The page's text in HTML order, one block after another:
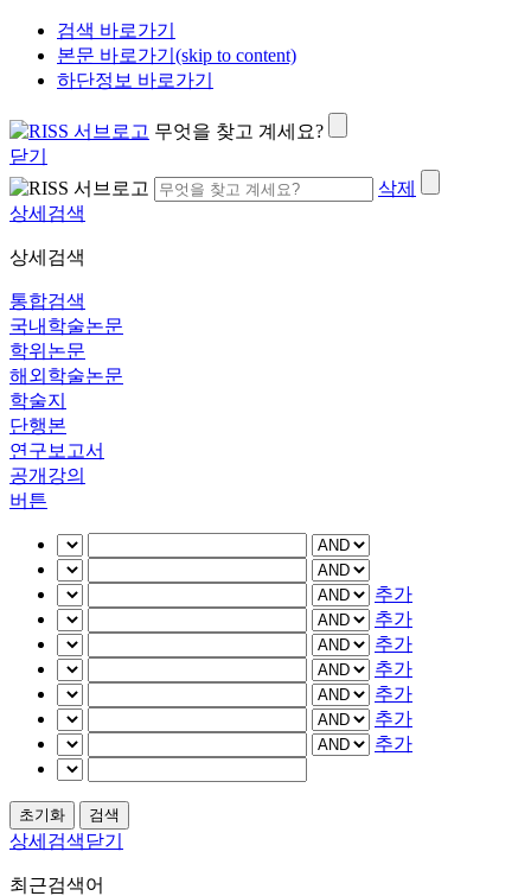
검색 바로가기
본문 바로가기(skip to content)
하단정보 바로가기
무엇을 찾고 계세요?
닫기
삭제
상세검색
상세검색
통합검색
국내학술논문
학위논문
해외학술논문
학술지
단행본
연구보고서
공개강의
버튼
추가
추가
추가
추가
추가
추가
추가
상세검색닫기
최근검색어